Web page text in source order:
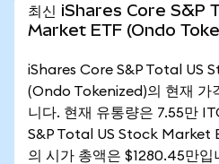
최신 iShares Core S&P
Market ETF (Ondo
iShares Core S&P Total US
(Ondo Tokenized)의 현재 가
니다. 현재 유통량은 7.55만
S&P Total US Stock Market
의 시가 총액은 $1280.45만입